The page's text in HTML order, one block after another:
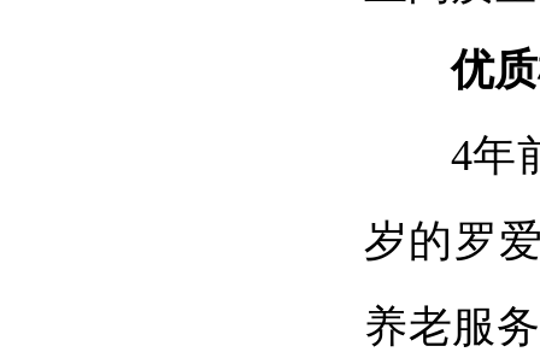
优
4年前
岁的罗
养老服